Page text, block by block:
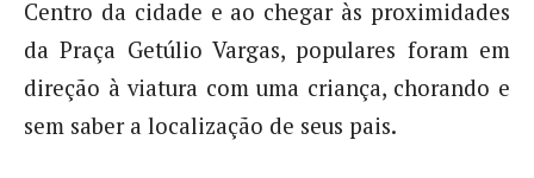
Centro da cidade e ao chegar às proximidades
da Praça Getúlio Vargas, populares foram em
direção à viatura com uma criança, chorando e
sem saber a localização de seus pais.